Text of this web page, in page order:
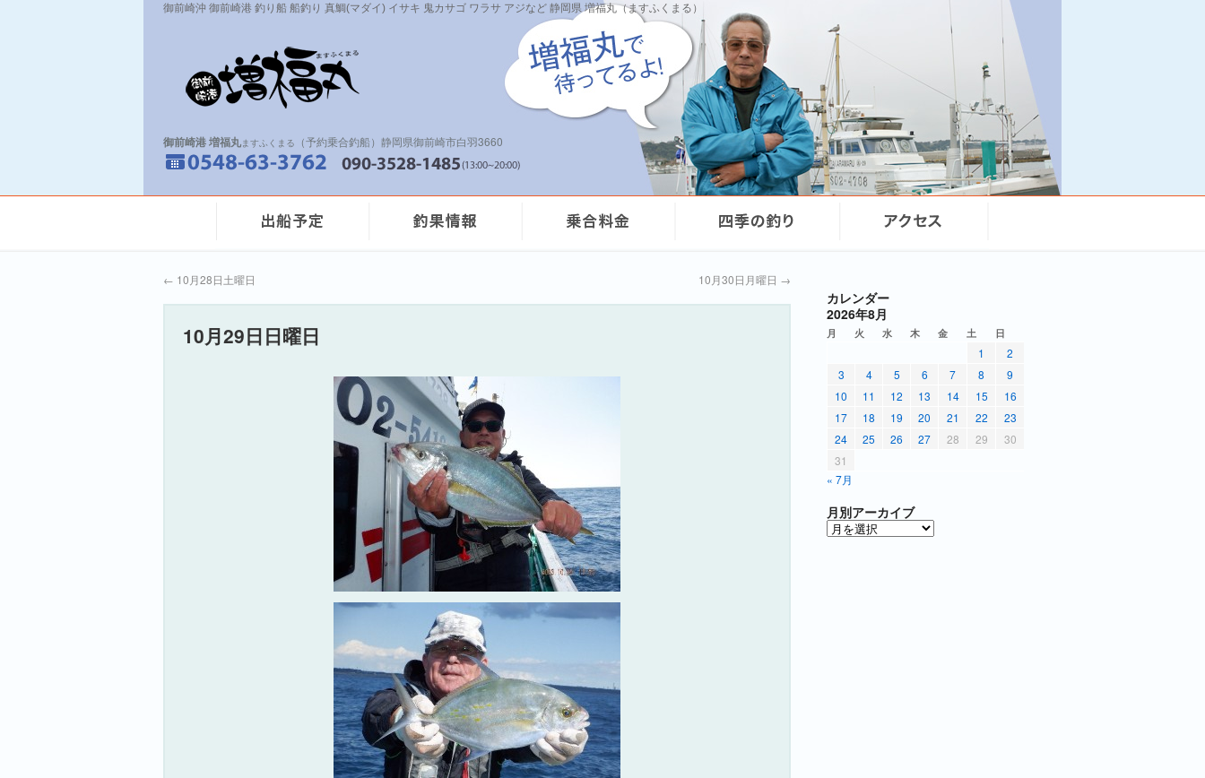
御前崎沖 御前崎港 釣り船 船釣り 真鯛(マダイ) イサキ 鬼カサゴ ワラサ アジなど 静岡県 増福丸（ますふくまる）
御前崎港 増福丸ますふくまる （予約乗合釣船）静岡県御前崎市白羽3660
← 10月28日土曜日 10月30日月曜日 →
10月29日日曜日
カレンダー
2026年8月
月 火 水 木 金 土 日
« 7月
1
2
3
4 5 6 7 8
9
10
11 12 13 14 15
16
17
18 19 20 21 22
23
24
25 26 27 28 29
30
31
月別アーカイブ